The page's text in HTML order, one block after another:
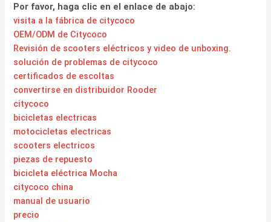
Por favor, haga clic en el enlace de abajo:
visita a la fábrica de citycoco
OEM/ODM de Citycoco
Revisión de scooters eléctricos y video de unboxing.
solución de problemas de citycoco
certificados de escoltas
convertirse en distribuidor Rooder
citycoco
bicicletas electricas
motocicletas electricas
scooters electricos
piezas de repuesto
bicicleta eléctrica Mocha
citycoco china
manual de usuario
precio